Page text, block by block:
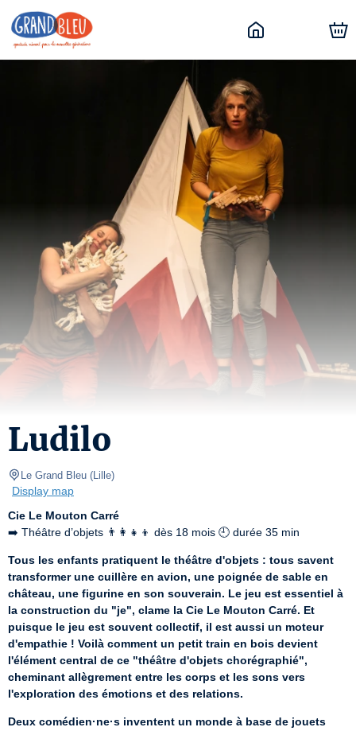
Ludilo
Le Grand Bleu (Lille)
Display map
Cie Le Mouton Carré
➡️ Théâtre d’objets 👨‍👩‍👧‍👦 dès 18 mois 🕘 durée 35 min
Tous les enfants pratiquent le théâtre d'objets : tous savent
transformer une cuillère en avion, une poignée de sable en
château, une figurine en son souverain. Le jeu est essentiel à
la construction du "je", clame la Cie Le Mouton Carré. Et
puisque le jeu est souvent collectif, il est aussi un moteur
d'empathie ! Voilà comment un petit train en bois devient
l'élément central de ce "théâtre d'objets chorégraphié",
cheminant allègrement entre les corps et les sons vers
l'exploration des émotions et des relations.
Deux comédien·ne·s inventent un monde à base de jouets